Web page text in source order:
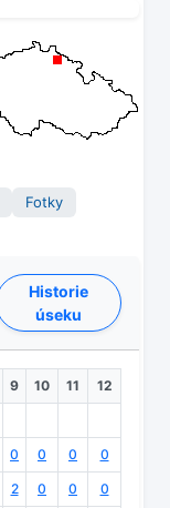
Fotky
Historie
úseku
9 10 11 12
0 0 0 0
2 0 0 0